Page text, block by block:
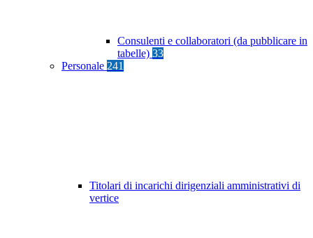
Consulenti e collaboratori (da pubblicare in
tabelle) 33
Personale 241
Titolari di incarichi dirigenziali amministrativi di
vertice